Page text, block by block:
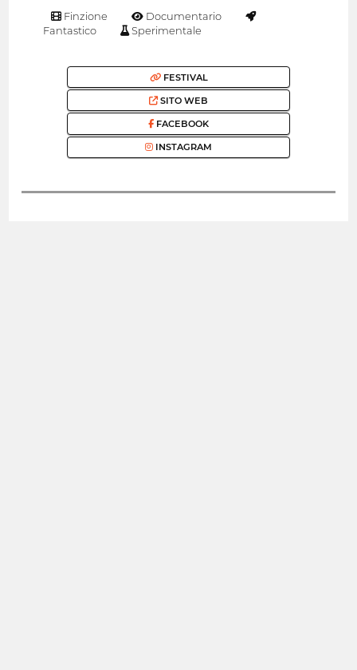
Finzione
Documentario
Fantastico
Sperimentale
FESTIVAL
SITO WEB
FACEBOOK
INSTAGRAM